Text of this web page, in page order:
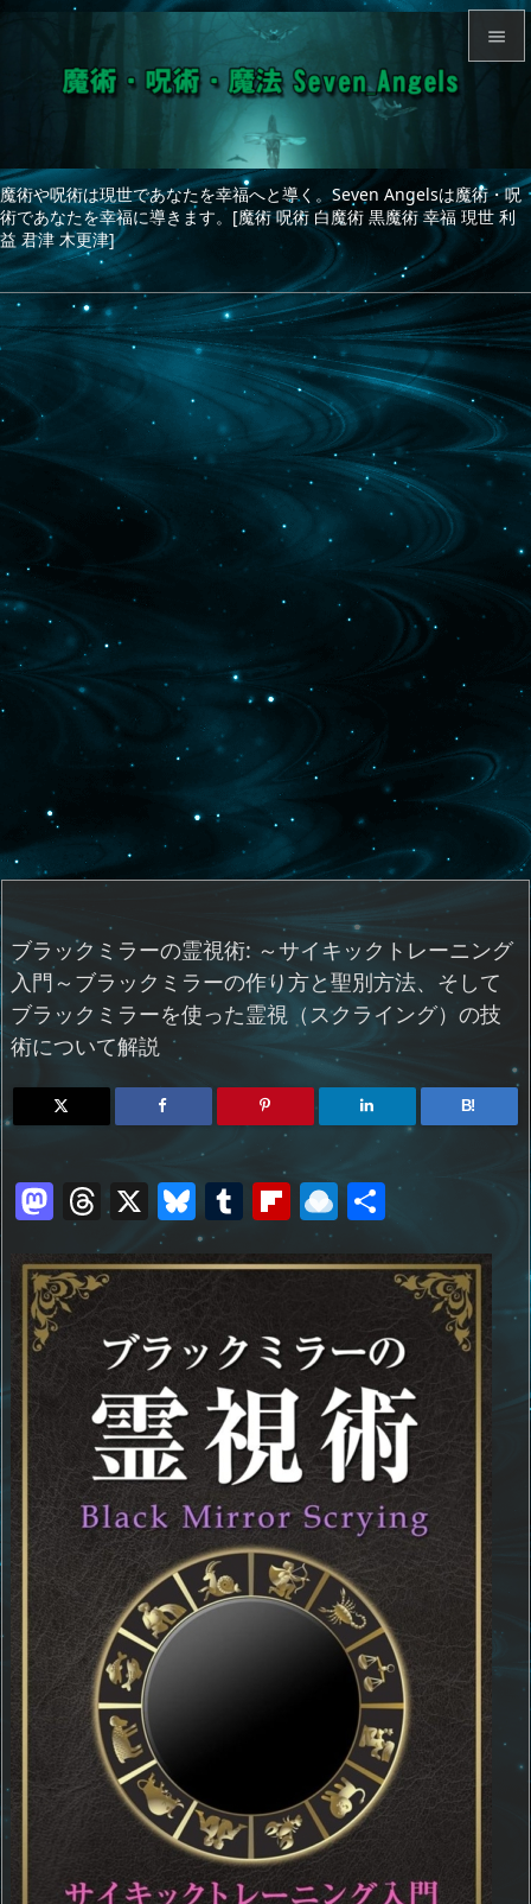
魔術や呪術は現世であなたを幸福へと導く。Seven Angelsは魔術・呪
術であなたを幸福に導きます。[魔術 呪術 白魔術 黒魔術 幸福 現世 利
益 君津 木更津]

サイド


次へ

ブラックミラーの霊視術: ～サイキックトレーニング
入門～ブラックミラーの作り方と聖別方法、そして
ブラックミラーを使った霊視（スクライング）の技
術について解説
B!
M
a
st
o
d
o
n
T
re
a
d
s
X Bl
u
e
sk
y
T
m
r
Fl
ip
b
ar
d
R
n
ro
p.
io
共
有